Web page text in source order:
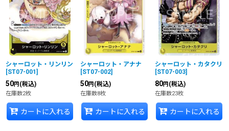
並び順:
絞り込む
シャーロット・リンリン
[ST07-001 ]
50円 (税込)
在庫数2枚
カートに入れる
シャーロット・アナナ
[ST07-002]
50円 (税込)
在庫数8枚
カートに入れる
シャーロット・カタクリ
[ST07-003]
80円 (税込)
在庫数23枚
カートに入れる